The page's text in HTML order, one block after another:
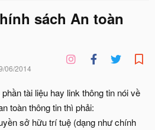
sách An toàn
06/2014
tài liệu hay link thông tin nói về
toàn thông tin thì phải:
sở hữu trí tuệ (dạng như chính